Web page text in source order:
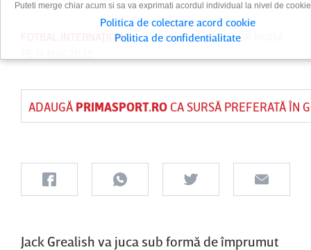
FOTBAL INTERNAȚIONAL PUBLICAT DETUDOR MOISA
ADAUGĂ PRIMASPORT.ROCA SURSĂ PREFERATĂ ÎN
Jack Grealish va juca sub formă de împrumut
Puteti merge chiar acum si sa va exprimati acordul individual la nivel de
Politica de colectare acord cookie
Politica de confidentialitate